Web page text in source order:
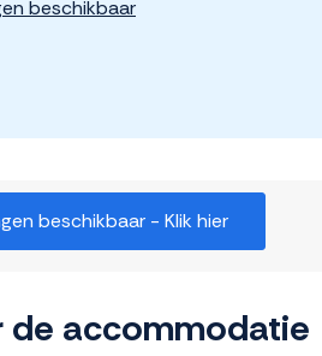
beschikbaar
beschikbaar - Klik hier
de accommodatie